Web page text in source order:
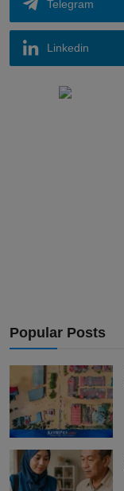
Telegram
Linkedin
Popular Posts